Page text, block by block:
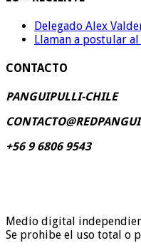
Delegado Alex
Llaman a postular
CONTACTO
PANGUIPULLI-CHILE
+56 9 6806 9543
Medio digital
Se prohibe el uso total o